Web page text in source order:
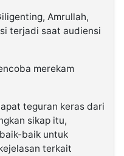
Amrullah,
terjadi saat audiensi
merekam
teguran keras dari
sikap itu,
baik untuk
terkait